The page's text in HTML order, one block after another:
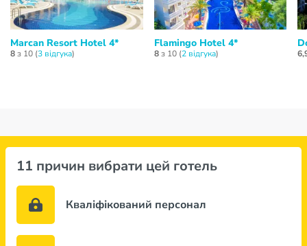
Marcan Resort Hotel 4*
8з 10 (3 відгукa)
Flamingo Hotel 4*
8з 10 (2 відгукa)
11 причин вибрати цей готель
Кваліфікований персонал